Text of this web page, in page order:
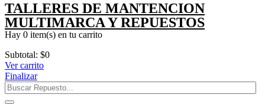
TALLERES DE MANTENCION
MULTIMARCA Y REPUESTOS
Hay 0 item(s) en tu carrito
Subtotal: $0
Ver carrito
Finalizar